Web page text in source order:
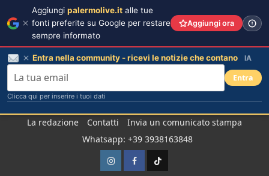
La redazione Contatti
Invia un comunicato stampa
Whatsapp: +39 3938163848
InstagramFacebook
TikTok
Aggiungi palermolive.it alle tue
fonti preferite su Google per restare
sempre informato
Aggiungi ora
Entra nella community - ricevi le notizie che contano IA
Entra
Clicca qui per inserire i tuoi dati